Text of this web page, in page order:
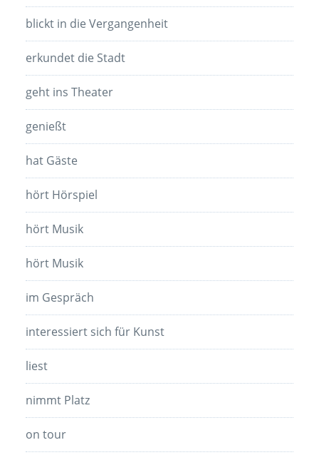
blickt in die Vergangenheit
erkundet die Stadt
geht ins Theater
genießt
hat Gäste
hört Hörspiel
hört Musik
hört Musik
im Gespräch
interessiert sich für Kunst
liest
nimmt Platz
on tour